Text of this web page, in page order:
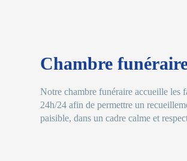
Chambre
Notre chambre funéraire accueille les
24h/24 afin de permettre un
paisible, dans un cadre calme et